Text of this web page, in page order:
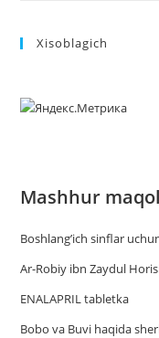
Xisoblagich
Mashhur
Boshlang’ich sinflar
Ar-Robiy ibn Zaydul
ENALAPRIL tabletka
Bobo va Buvi haqida